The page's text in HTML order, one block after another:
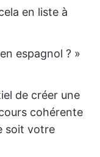
en liste à
espagnol ? »
de créer une
cohérente
soit votre